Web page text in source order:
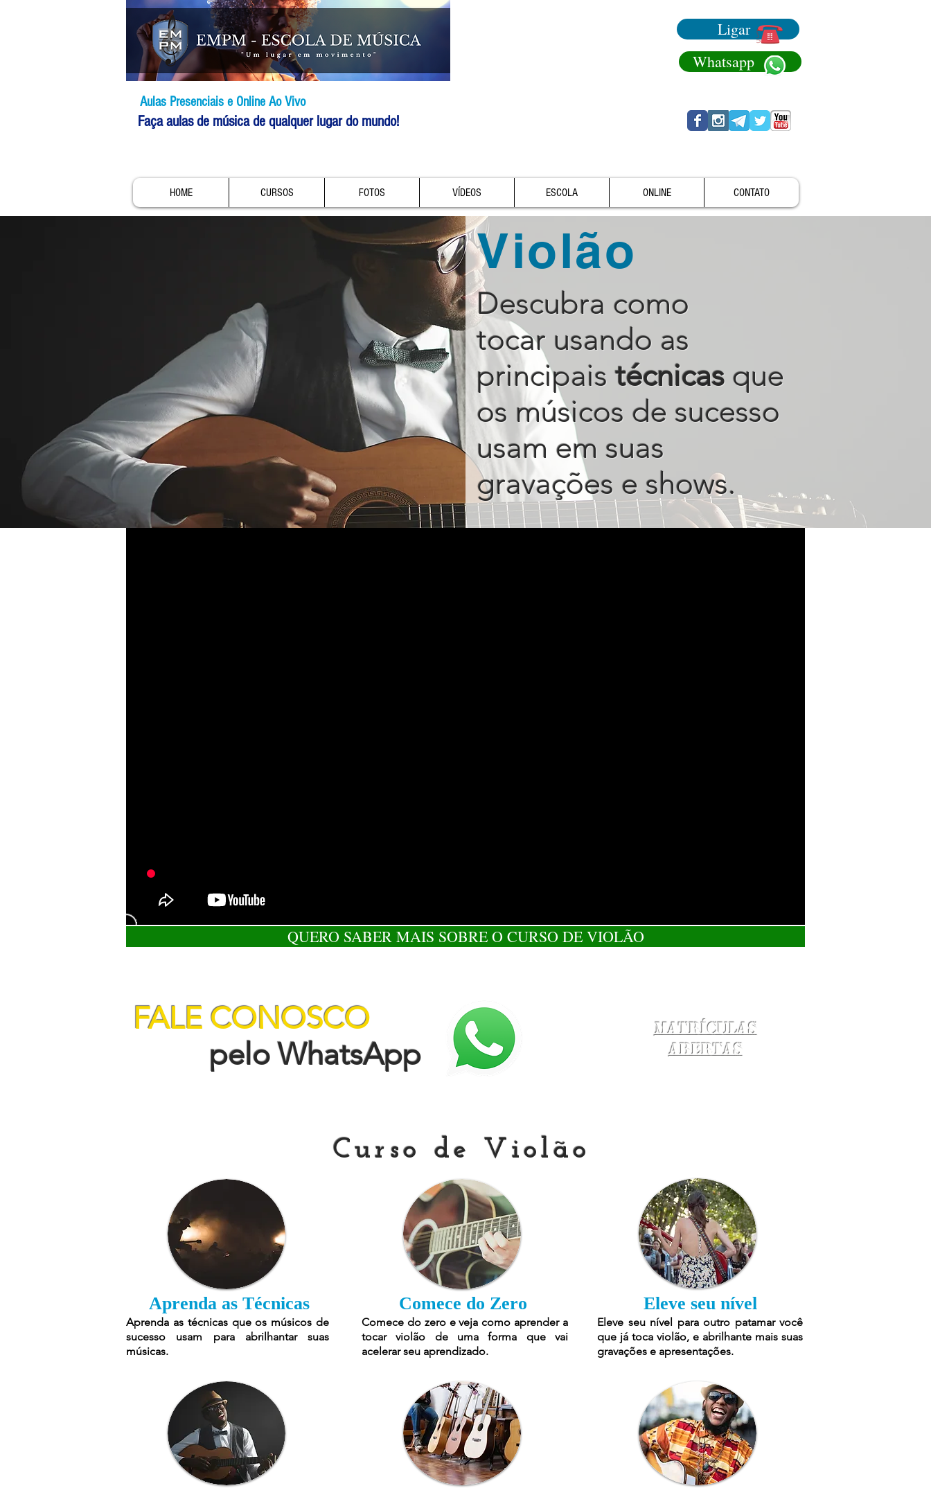
Ligar
Whatsapp
Aulas Presenciais e Online Ao Vivo
Faça aulas de música de qualquer lugar do mundo!
HOME CURSOS FOTOS VÍDEOS ESCOLA ONLINE CONTATO
Violão
Descubra como
tocar usando as
principaistécnicas que
os músicos de sucesso
usam em suas
gravações e shows.
QUERO SABER MAIS SOBRE O CURSO DE VIOLÃO
FALE CONOSCO
pelo WhatsApp
Matrículas
Abertas
Curso de Violão
Aprenda as Técnicas
Aprenda as técnicas que os músicos de
sucesso usam para abrilhantar suas
músicas.
Comece do Zero
Comece do zero e veja como aprender a
tocar violão de uma forma que vai
acelerar seu aprendizado.
Eleve seu nível
Eleve seu nível para outro patamar você
que já toca violão, e abrilhante mais suas
gravações e apresentações.